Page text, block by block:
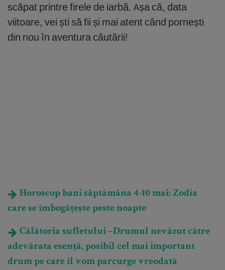
scăpat printre firele de iarbă. Așa că, data
viitoare, vei ști să fii și mai atent când pornești
din nou în aventura căutării!
Horoscop bani săptămâna 4-10 mai: Zodia
care se îmbogățește peste noapte
Călătoria sufletului –Drumul nevăzut către
adevărata esență, posibil cel mai important
drum pe care îl vom parcurge vreodată